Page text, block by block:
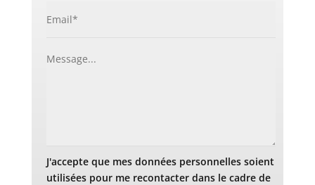
J'accepte que mes données personnelles soient
utilisées pour me recontacter dans le cadre de